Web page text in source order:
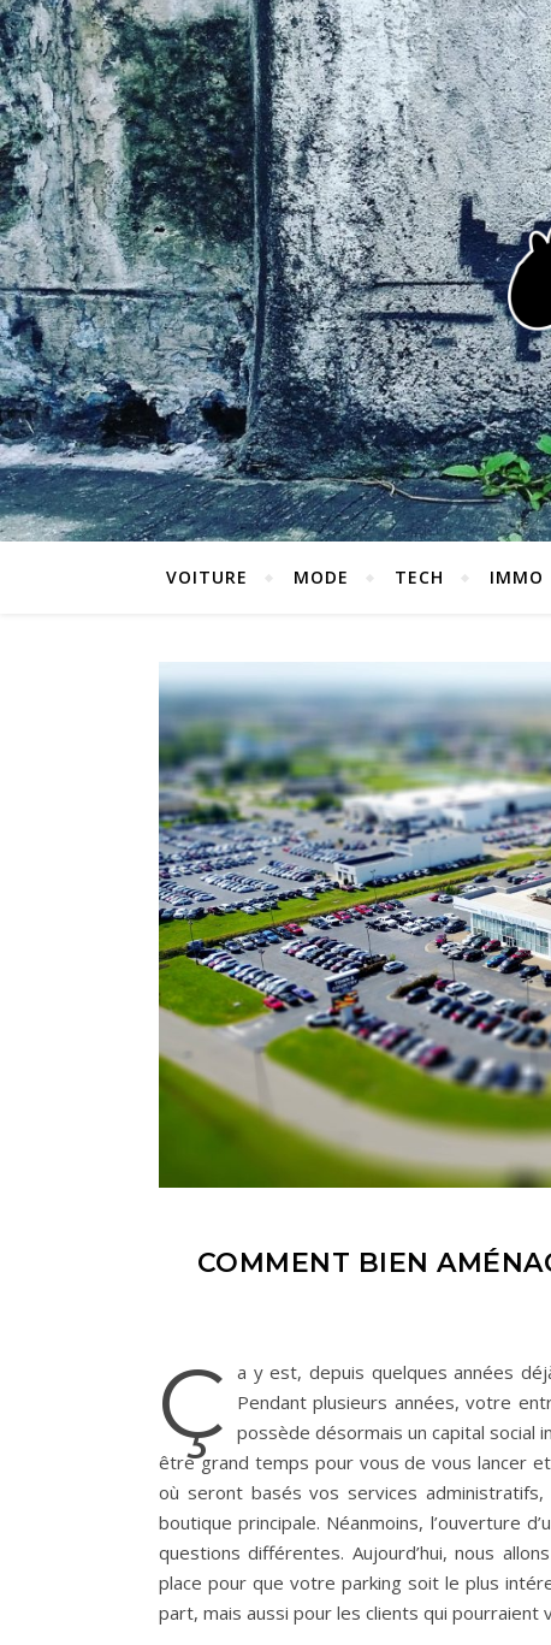
VOITURE MODE TECH IMMO
COMMENT BIEN
Ç a y est, depuis quelques années
Pendant plusieurs années, votre
possède désormais un capital social
être grand temps pour vous de vous lancer
où seront basés vos services
boutique principale. Néanmoins, l’ouverture
questions différentes. Aujourd’hui, nous
place pour que votre parking soit le plus
part, mais aussi pour les clients qui pourraient